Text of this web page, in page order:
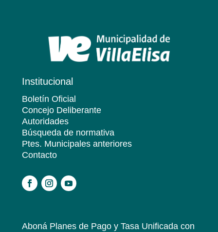
Institucional
Boletín Oficial
Concejo Deliberante
Autoridades
Búsqueda de normativa
Ptes. Municipales anteriores
Contacto
Aboná Planes de Pago y Tasa Unificadacon